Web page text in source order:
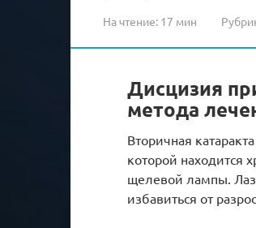
На чтение: 17 мин
Дисцизия
метода
Вторичная
которой находится
щелевой лампы.
избавиться от